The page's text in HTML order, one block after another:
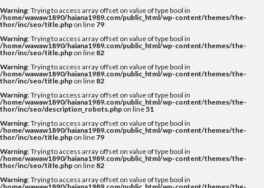
Warning: Trying to access array offset on value of type bool in
/home/wawaw1890/haiana1989.com/public_html/wp-content/themes/the-
thor/inc/seo/title.php on line 79
Warning: Trying to access array offset on value of type bool in
/home/wawaw1890/haiana1989.com/public_html/wp-content/themes/the-
thor/inc/seo/title.php on line 82
Warning: Trying to access array offset on value of type bool in
/home/wawaw1890/haiana1989.com/public_html/wp-content/themes/the-
thor/inc/seo/title.php on line 82
Warning: Trying to access array offset on value of type bool in
/home/wawaw1890/haiana1989.com/public_html/wp-content/themes/the-
thor/inc/seo/description_robots.php on line 51
Warning: Trying to access array offset on value of type bool in
/home/wawaw1890/haiana1989.com/public_html/wp-content/themes/the-
thor/inc/seo/title.php on line 79
Warning: Trying to access array offset on value of type bool in
/home/wawaw1890/haiana1989.com/public_html/wp-content/themes/the-
thor/inc/seo/title.php on line 82
Warning: Trying to access array offset on value of type bool in